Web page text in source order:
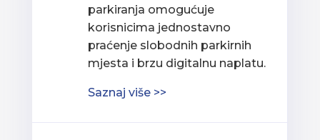
parkiranja omogućuje
korisnicima jednostavno
praćenje slobodnih parkirnih
mjesta i brzu digitalnu naplatu.
Saznaj više >>